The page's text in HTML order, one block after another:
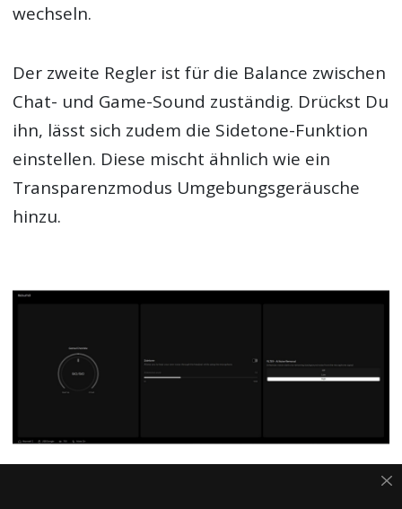
wechseln.
Der zweite Regler ist für die Balance zwischen
Chat- und Game-Sound zuständig. Drückst Du
ihn, lässt sich zudem die Sidetone-Funktion
einstellen. Diese mischt ähnlich wie ein
Transparenzmodus Umgebungsgeräusche
hinzu.